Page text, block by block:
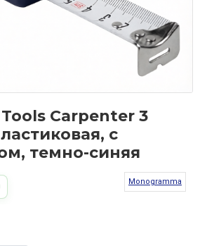
Carpenter 3
с
темно-синяя
Monogramma